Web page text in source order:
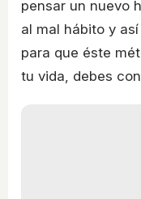
pensar un nuevo
al mal hábito y
para que éste
tu vida, debes